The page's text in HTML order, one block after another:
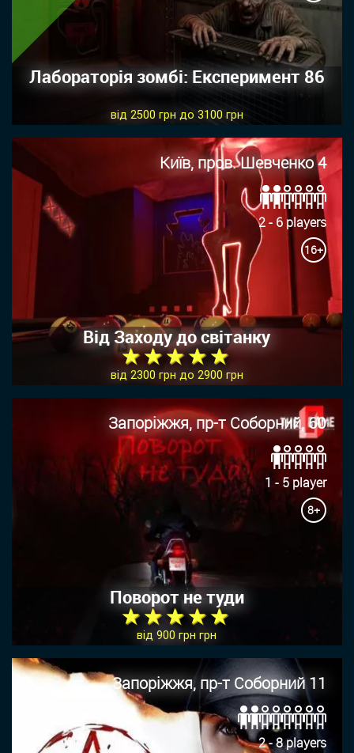
Лабораторія зомбі: Експеримент 86
від 2500 грн до 3100 грн
Київ, пров. Шевченко 4
2 - 6 players
16+
Від Заходу до світанку
★ ★ ★ ★ ★
від 2300 грн до 2900 грн
Запоріжжя, пр-т Соборний, 60
1 - 5 player
8+
Поворот не туди
★ ★ ★ ★ ★
від 900 грн грн
Запоріжжя, пр-т Соборний 11
2 - 8 players